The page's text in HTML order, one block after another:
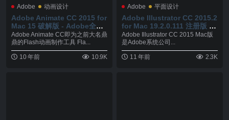
Adobe 动画设计
Adobe Animate CC 2015 for
Mac 15 破解版 - Adobe全新
动画制作工具
Adobe Animate CC即为之前大名鼎
鼎的Flash动画制作工具 Fla...
10 年前 10.9K
Adobe 平面设计
Adobe Illustrator CC 2015.2
for Mac 19.2.0.111 注册版 -
著名的矢量图形软件
Adobe Illustrator CC 2015 Mac版
是Adobe系统公司...
11 年前 2.3K